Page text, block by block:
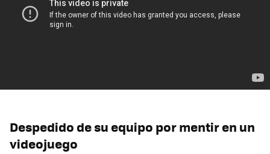
Despedido de su equipo por mentir en un
videojuego